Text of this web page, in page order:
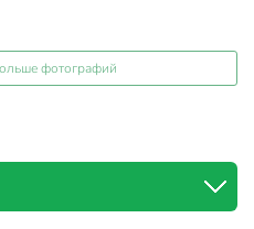
фотографий